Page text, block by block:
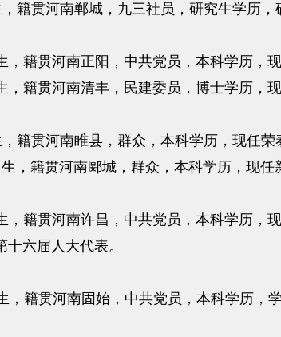
籍贯河南郸城，九三社员，研究生学历，
籍贯河南正阳，中共党员，本科学历，
，籍贯河南清丰，民建委员，博士学历，
籍贯河南睢县，群众，本科学历，现任荣
，籍贯河南郾城，群众，本科学历，现
，籍贯河南许昌，中共党员，本科学历，
六届人大代表。
籍贯河南固始，中共党员，本科学历，